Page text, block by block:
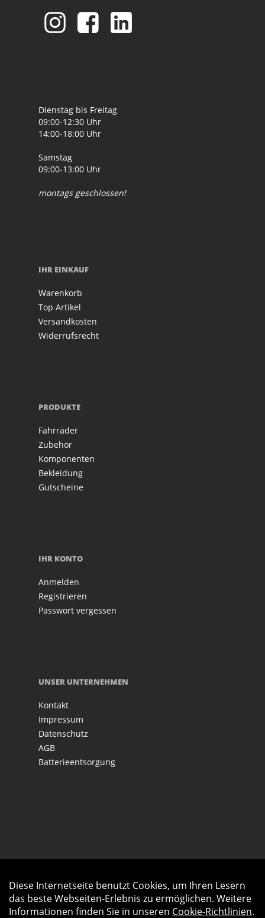
Dienstag bis Freitag
09:00-12:30 Uhr
14:00-18:00 Uhr
Samstag
09:00-13:00 Uhr
montags geschlossen!
IHR EINKAUF
Warenkorb
Top Artikel
Versandkosten
Widerrufsrecht
PRODUKTE
Fahrräder
Zubehör
Komponenten
Bekleidung
Gutscheine
IHR KONTO
Anmelden
Registrieren
Passwort vergessen
UNSER UNTERNEHMEN
Kontakt
Impressum
Datenschutz
AGB
Batterieentsorgung
Diese Internetseite benutzt Cookies, um Ihren Lesern
das beste Webseiten-Erlebnis zu ermöglichen. Weitere
Informationen finden Sie in unseren Cookie-Richtlinien.
Auftrag widerrufen